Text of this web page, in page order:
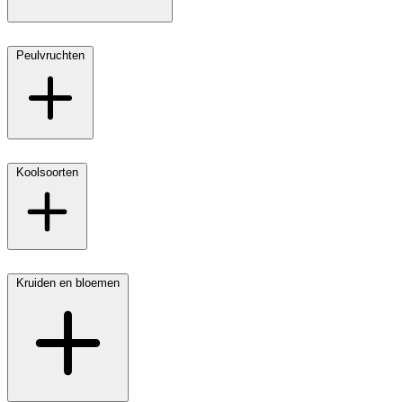
Peulvruchten
Koolsoorten
Kruiden en bloemen